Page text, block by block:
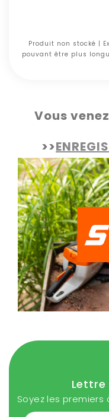
Produit non stocké |
pouvant être plus
Vous
>>
Soyez les